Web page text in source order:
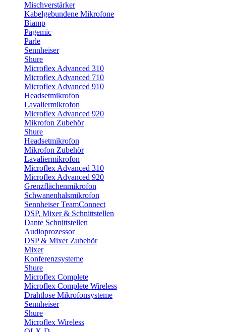
Mischverstärker
Kabelgebundene Mikrofone
Biamp
Pagemic
Parle
Sennheiser
Shure
Microflex Advanced 310
Microflex Advanced 710
Microflex Advanced 910
Headsetmikrofon
Lavaliermikrofon
Microflex Advanced 920
Mikrofon Zubehör
Shure
Headsetmikrofon
Mikrofon Zubehör
Lavaliermikrofon
Microflex Advanced 310
Microflex Advanced 920
Grenzflächenmikrofon
Schwanenhalsmikrofon
Sennheiser TeamConnect
DSP, Mixer & Schnittstellen
Dante Schnittstellen
Audioprozessor
DSP & Mixer Zubehör
Mixer
Konferenzsysteme
Shure
Microflex Complete
Microflex Complete Wireless
Drahtlose Mikrofonsysteme
Sennheiser
Shure
Microflex Wireless